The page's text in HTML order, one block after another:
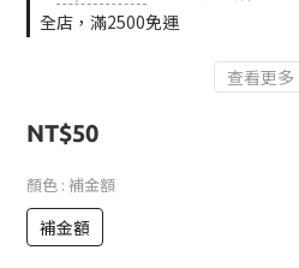
全店，滿2500免運
查看更多
NT$50
顏色 : 補金額
補金額